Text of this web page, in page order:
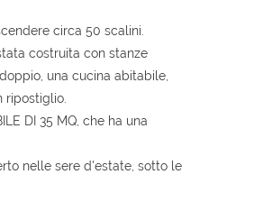
circa 50 scalini.
costruita con stanze
una cucina abitabile,
ripostiglio.
DI 35 MQ, che ha una
nelle sere d'estate, sotto le